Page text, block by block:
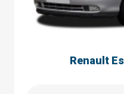
Renault